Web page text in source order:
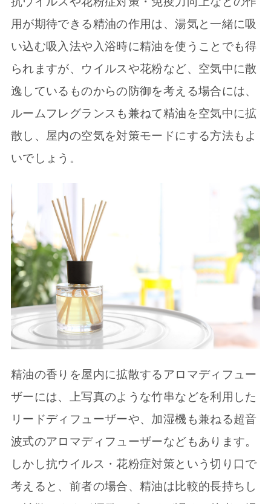
用が期待できる精油の作用は、湯気と一緒に吸
い込む吸入法や入浴時に精油を使うことでも得
られますが、ウイルスや花粉など、空気中に散
逸しているものからの防御を考える場合には、
ルームフレグランスも兼ねて精油を空気中に拡
散し、屋内の空気を対策モードにする方法もよ
いでしょう。
精油の香りを屋内に拡散するアロマディフュー
ザーには、上写真のような竹串などを利用した
リードディフューザーや、加湿機も兼ねる超音
波式のアロマディフューザーなどもあります。
しかし抗ウイルス・花粉症対策という切り口で
考えると、前者の場合、精油は比較的長持ちし